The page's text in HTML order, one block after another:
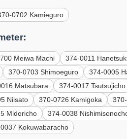
0702 Kamieguro
Meiwa Machi 374-0011
370-0703 Shimoeguro 374-0005
Matsubara 374-0017 Tsutsujicho
Niisato 370-0726 Kamigoka
Midoricho 374-0038
Kokuwabaracho